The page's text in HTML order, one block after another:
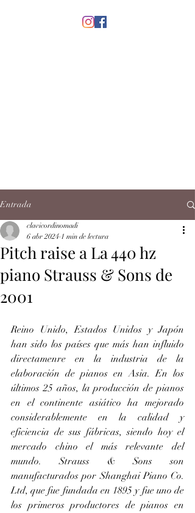
Entrada
Pitch raise a La 440 hz
piano Strauss & Sons de
2001
clavicordinomadi
6 abr 2024 1 min de lectura
Reino Unido, Estados Unidos y Japón
han sido los países que más han influido
directamenre en la industria de la
elaboración de pianos en Asia. En los
últimos 25 años, la producción de pianos
en el continente asiático ha mejorado
considerablemente en la calidad y
eficiencia de sus fábricas, siendo hoy el
mercado chino el más relevante del
mundo. Strauss & Sons son
manufacturados por Shanghai Piano Co.
Ltd, que fue fundada en 1895 y fue uno de
los primeros productores de pianos en